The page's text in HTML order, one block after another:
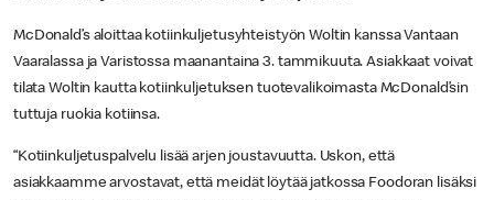
McDonald’s aloittaa kotiinkuljetusyhteistyön Woltin kanssa Vantaan
Vaaralassa ja Varistossa maanantaina 3. tammikuuta. Asiakkaat voivat
tilata Woltin kautta kotiinkuljetuksen tuotevalikoimasta McDonald’sin
tuttuja ruokia kotiinsa.
“Kotiinkuljetuspalvelu lisää arjen joustavuutta. Uskon, että
asiakkaamme arvostavat, että meidät löytää jatkossa Foodoran lisäksi